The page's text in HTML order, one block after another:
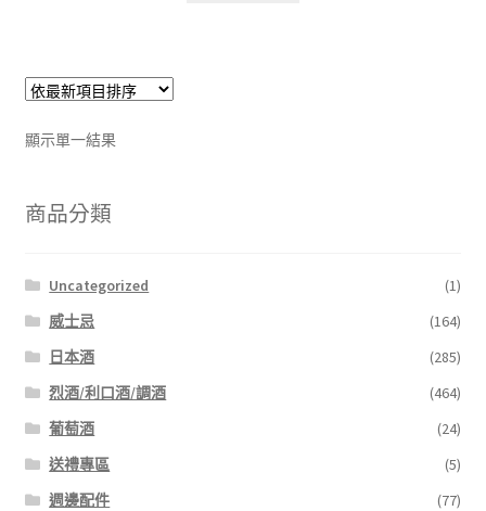
顯示單一結果
商品分類
Uncategorized
(1)
威士忌
(164)
日本酒
(285)
烈酒/利口酒/調酒
(464)
葡萄酒
(24)
送禮專區
(5)
週邊配件
(77)